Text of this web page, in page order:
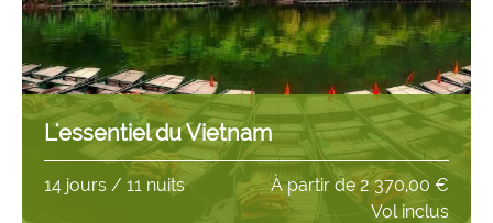
L'essentiel du Vietnam
14 jours / 11 nuits
Vol inclus
À partir de2 370,00 €